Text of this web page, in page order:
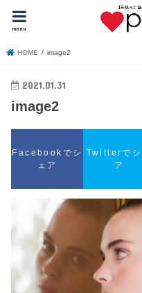
menu
HOME image2
2021.01.31
image2
Facebookでシ
ェア
Twitterでシ
ア